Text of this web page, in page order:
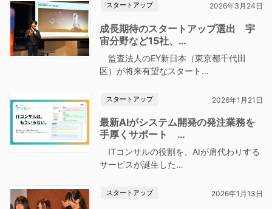
スタートアップ 2026年3月24日
成長期待のスタートアップ選出 宇
宙分野など15社、…
監査法人のEY新日本（東京都千代田
区）が将来有望なスタート…
スタートアップ 2026年1月21日
最新AIがシステム開発の発注業務を
手厚くサポート …
ITコンサルの役割を、AIが肩代わりする
サービスが誕生した…
スタートアップ 2026年1月13日